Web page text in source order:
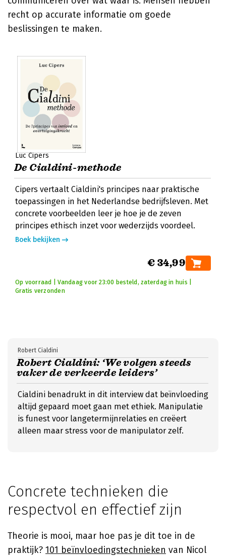
recht op accurate informatie om goede
beslissingen te maken.
Luc Cipers
De Cialdini-methode
Cipers vertaalt Cialdini's principes naar praktische
toepassingen in het Nederlandse bedrijfsleven. Met
concrete voorbeelden leer je hoe je de zeven
principes ethisch inzet voor wederzijds voordeel.
Boek bekijken
€ 34,99
Op voorraad | Vandaag voor 23:00 besteld, zaterdag in huis |
Gratis verzonden
Robert Cialdini: ‘We volgen steeds
vaker de verkeerde leiders’
Robert Cialdini
Cialdini benadrukt in dit interview dat beïnvloeding
altijd gepaard moet gaan met ethiek. Manipulatie
is funest voor langetermijnrelaties en creëert
alleen maar stress voor de manipulator zelf.
Concrete technieken die
respectvol en effectief zijn
Theorie is mooi, maar hoe pas je dit toe in de
praktijk? 101 beïnvloedingstechnieken van Nicol